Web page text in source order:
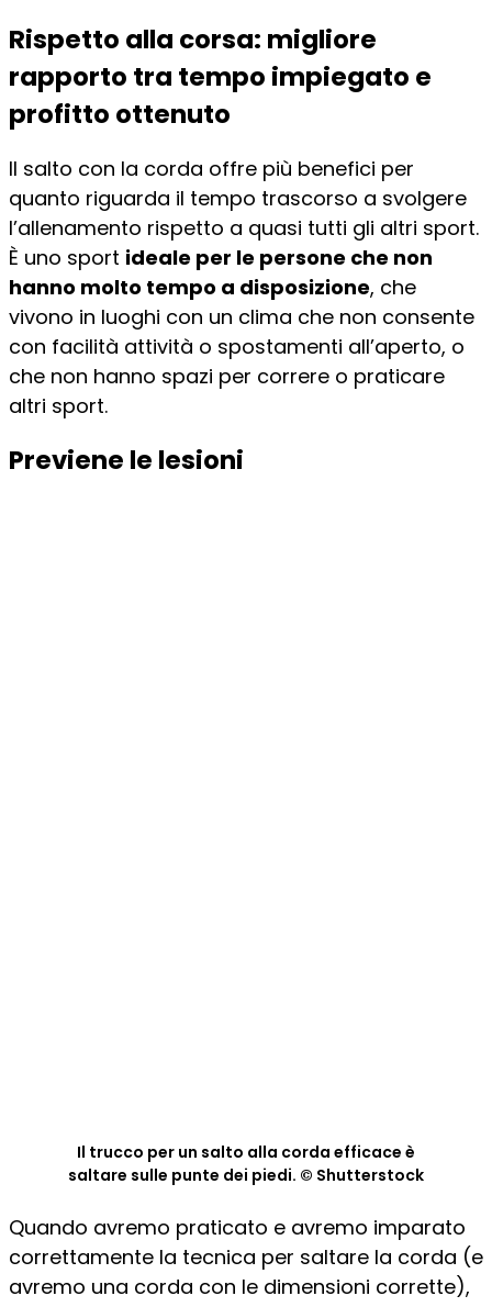
Rispetto alla corsa: migliore
rapporto tra tempo impiegato e
profitto ottenuto
Il salto con la corda offre più benefici per
quanto riguarda il tempo trascorso a svolgere
l’allenamento rispetto a quasi tutti gli altri sport.
È uno sport ideale per le persone che non
hanno molto tempo a disposizione, che
vivono in luoghi con un clima che non consente
con facilità attività o spostamenti all’aperto, o
che non hanno spazi per correre o praticare
altri sport.
Previene le lesioni
Il trucco per un salto alla corda efficace è
saltare sulle punte dei piedi. © Shutterstock
Quando avremo praticato e avremo imparato
correttamente la tecnica per saltare la corda (e
avremo una corda con le dimensioni corrette),